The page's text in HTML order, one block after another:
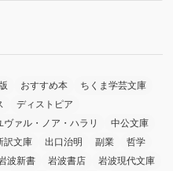
おすすめ本
ちくま学芸文庫
ディストピア
ヴァル・ノア・ハラリ
中公文庫
訳文庫 出口治明 副業
哲学
波新書 岩波書店 岩波現代文庫